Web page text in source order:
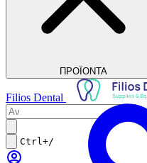
ΠΡΟΪΟΝΤΑ
Filios Dental
Ctrl+/